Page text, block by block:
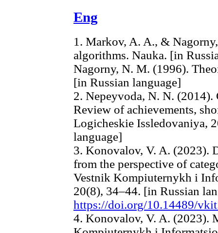
Eng
1. Markov, A. A., &
algorithms. Nauka. [in
Nagorny, N. M. (1996).
[in Russian language]
2. Nepeyvoda, N. N.
Review of achievements,
Logicheskie Issledovaniya,
language]
3. Konovalov, V. A. (2023).
from the perspective of
Vestnik Kompiuternykh i
20(8), 34–44. [in Russian
https://doi.org/10.14489/
4. Konovalov, V. A. (2023).